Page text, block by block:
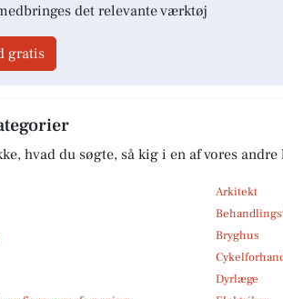
det relevante værktøj
gratis
hvad du søgte, så kig i en af vores
Arkitekt
Bryghus
Dyrlæge